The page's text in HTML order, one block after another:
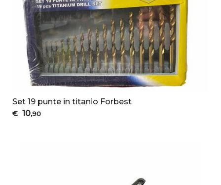
Set 19 punte in titanio Forbest
€ 10,90